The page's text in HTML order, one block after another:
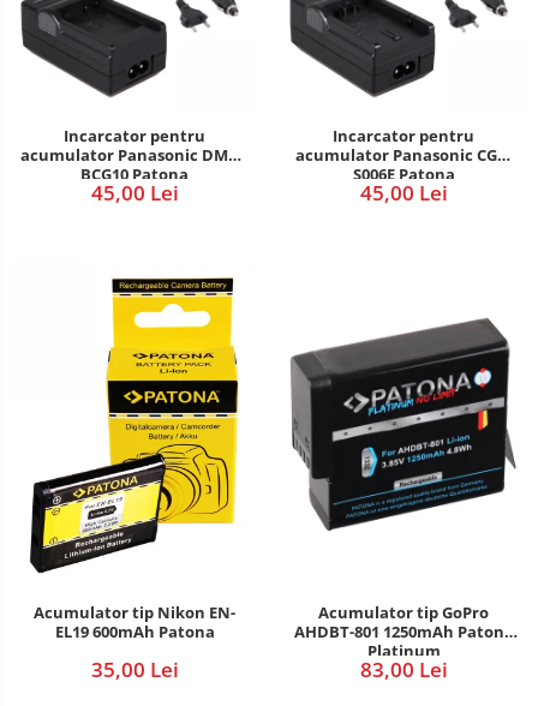
Incarcator pentru
acumulator Panasonic DMW-
BCG10 Patona
45,00 Lei
Incarcator pentru
acumulator Panasonic CGA-
S006E Patona
45,00 Lei
Acumulator tip Nikon EN-
EL19 600mAh Patona
35,00 Lei
Acumulator tip GoPro
AHDBT-801 1250mAh Patona
Platinum
83,00 Lei